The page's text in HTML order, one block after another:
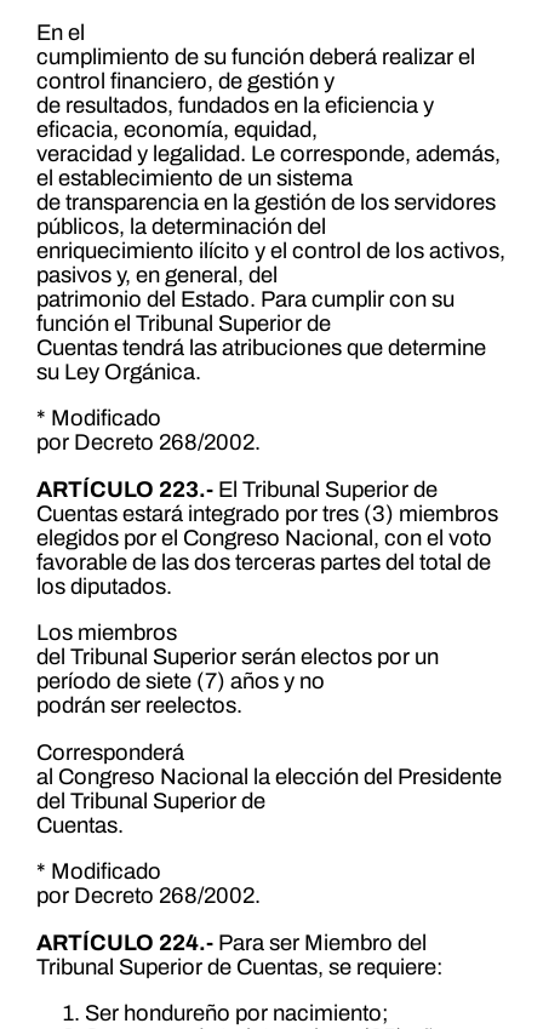
En el
cumplimiento de su función deberá realizar el
control financiero, de gestión y
de resultados, fundados en la eficiencia y
eficacia, economía, equidad,
veracidad y legalidad. Le corresponde, además,
el establecimiento de un sistema
de transparencia en la gestión de los servidores
públicos, la determinación del
enriquecimiento ilícito y el control de los activos,
pasivos y, en general, del
patrimonio del Estado. Para cumplir con su
función el Tribunal Superior de
Cuentas tendrá las atribuciones que determine
su Ley Orgánica.
* Modificado
por Decreto 268/2002.
ARTÍCULO 223.-El Tribunal Superior de
Cuentas estará integrado por tres (3) miembros
elegidos por el Congreso Nacional, con el voto
favorable de las dos terceras partes del total de
los diputados.
Los miembros
del Tribunal Superior serán electos por un
período de siete (7) años y no
podrán ser reelectos.
Corresponderá
al Congreso Nacional la elección del Presidente
del Tribunal Superior de
Cuentas.
* Modificado
por Decreto 268/2002.
ARTÍCULO 224.-Para ser Miembro del
Tribunal Superior de Cuentas, se requiere:
Ser hondureño por nacimiento;